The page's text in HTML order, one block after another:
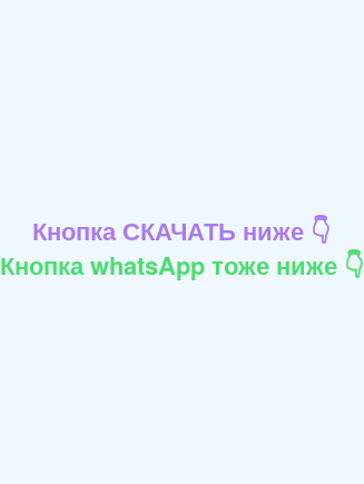
Кнопка СКАЧАТЬ ниже 👇
Кнопка whatsApp тоже ниже 👇